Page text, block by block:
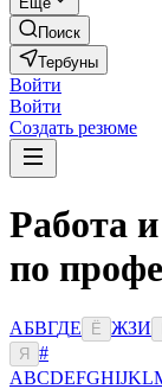
Поиск
Тербуны
Войти
Войти
Создать резюме
Работа
по
АБВГДЕ Ё ЖЗИ
Я
#
ABCDEFGHIJKL